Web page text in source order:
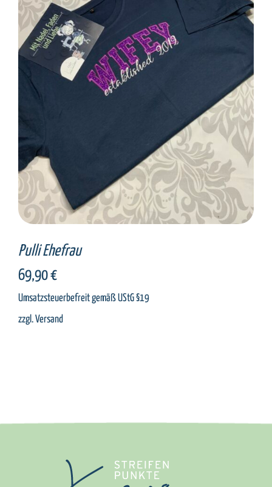
SELECT OPTIONS
Pulli Ehefrau
69,90€
Umsatzsteuerbefreit gemäß UStG §19
zzgl.Versand